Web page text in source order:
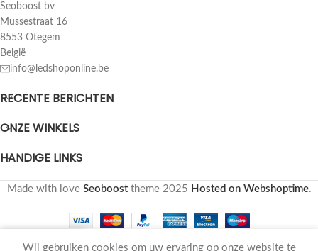
Seoboost bv
Mussestraat 16
8553 Otegem
België
info@ledshoponline.be
RECENTE BERICHTEN
ONZE WINKELS
HANDIGE LINKS
Made with love Seoboosttheme2025 Hosted on Webshoptime.
Wij gebruiken cookies om uw ervaring op onze website te